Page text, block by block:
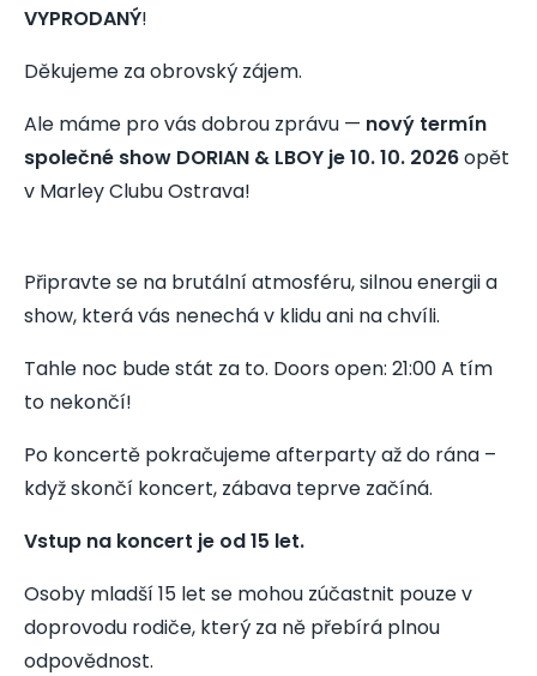
VYPRODANÝ!
Děkujeme za obrovský zájem.
Ale máme pro vás dobrou zprávu — nový termín
společné show DORIAN & LBOY je 10. 10. 2026opět
v Marley Clubu Ostrava!
Připravte se na brutální atmosféru, silnou energii a
show, která vás nenechá v klidu ani na chvíli.
Tahle noc bude stát za to. Doors open: 21:00 A tím
to nekončí!
Po koncertě pokračujeme afterparty až do rána –
když skončí koncert, zábava teprve začíná.
Vstup na koncert je od 15 let.
Osoby mladší 15 let se mohou zúčastnit pouze v
doprovodu rodiče, který za ně přebírá plnou
odpovědnost.